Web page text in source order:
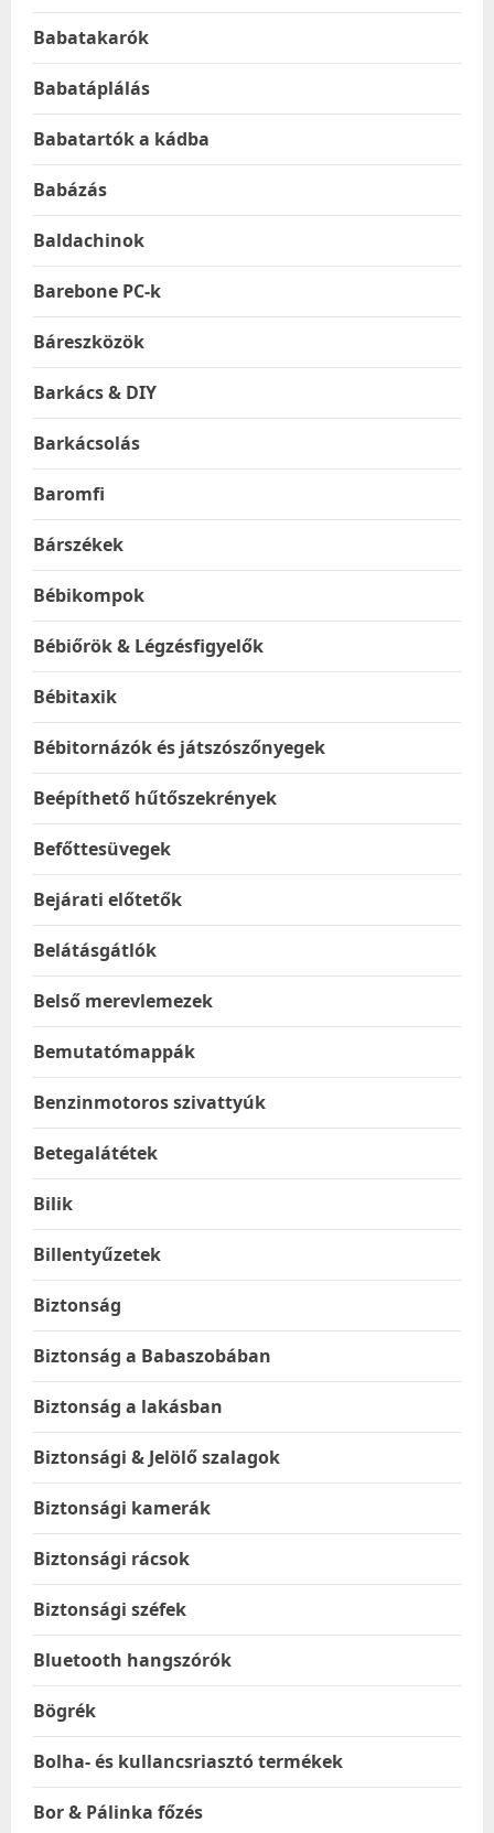
Babatakarók
Babatáplálás
Babatartók a kádba
Babázás
Baldachinok
Barebone PC-k
Báreszközök
Barkács & DIY
Barkácsolás
Baromfi
Bárszékek
Bébikompok
Bébiőrök & Légzésfigyelők
Bébitaxik
Bébitornázók és játszószőnyegek
Beépíthető hűtőszekrények
Befőttesüvegek
Bejárati előtetők
Belátásgátlók
Belső merevlemezek
Bemutatómappák
Benzinmotoros szivattyúk
Betegalátétek
Bilik
Billentyűzetek
Biztonság
Biztonság a Babaszobában
Biztonság a lakásban
Biztonsági & Jelölő szalagok
Biztonsági kamerák
Biztonsági rácsok
Biztonsági széfek
Bluetooth hangszórók
Bögrék
Bolha- és kullancsriasztó termékek
Bor & Pálinka főzés